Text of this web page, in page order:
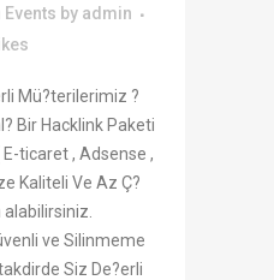
Events by admin
Mü?terilerimiz ?
Bir Hacklink Paketi
ticaret , Adsense ,
Kaliteli Ve Az Ç?
alabilirsiniz.
ve Silinmeme
Siz De?erli